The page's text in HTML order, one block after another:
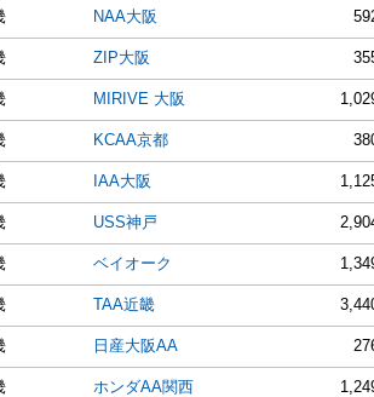
NAA大阪
ZIP大阪
MIRIVE 大阪
KCAA京都
IAA大阪
USS神戸
ベイオーク
TAA近畿
日産大阪AA
ホンダAA関西